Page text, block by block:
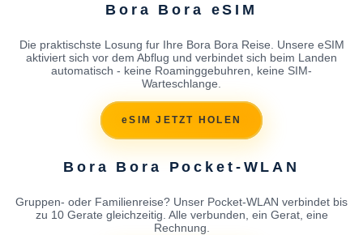
Bora Bora eSIM
Die praktischste Losung fur Ihre Bora Bora Reise. Unsere eSIM
aktiviert sich vor dem Abflug und verbindet sich beim Landen
automatisch - keine Roaminggebuhren, keine SIM-
Warteschlange.
eSIM JETZT HOLEN
Bora Bora Pocket-WLAN
Gruppen- oder Familienreise? Unser Pocket-WLAN verbindet bis
zu 10 Gerate gleichzeitig. Alle verbunden, ein Gerat, eine
Rechnung.